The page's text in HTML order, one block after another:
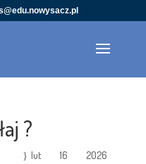
?
lut 16 2026